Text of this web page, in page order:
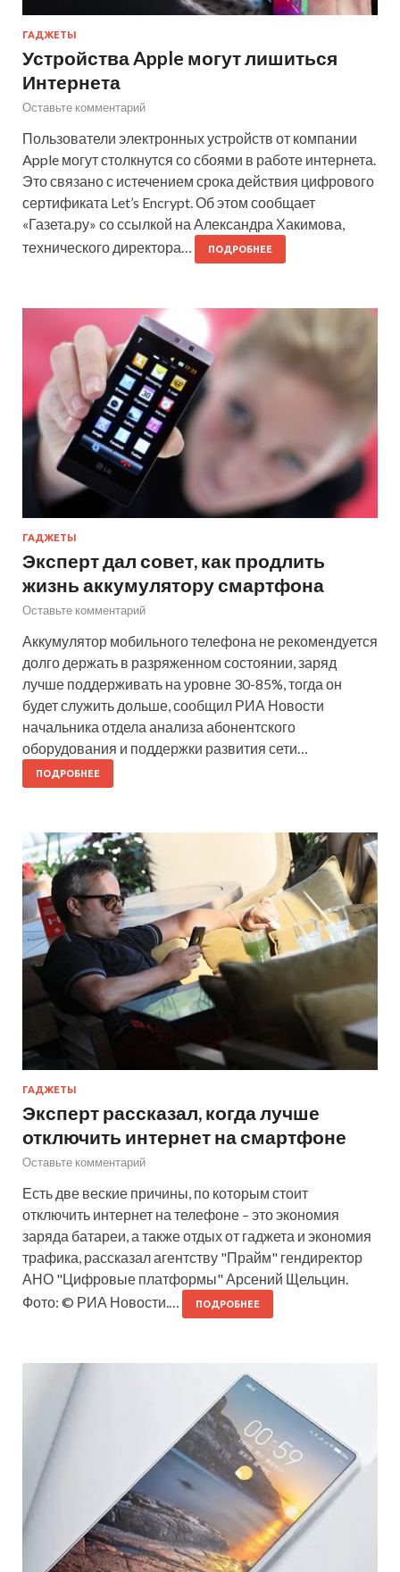
ГАДЖЕТЫ
Устройства Apple могут лишиться
Интернета
Оставьте комментарий
Пользователи электронных устройств от компании
Apple могут столкнутся со сбоями в работе интернета.
Это связано с истечением срока действия цифрового
сертификата Let’s Encrypt. Об этом сообщает
«Газета.ру» со ссылкой на Александра Хакимова,
технического директора…
ПОДРОБНЕЕ
ГАДЖЕТЫ
Эксперт дал совет, как продлить
жизнь аккумулятору смартфона
Оставьте комментарий
Аккумулятор мобильного телефона не рекомендуется
долго держать в разряженном состоянии, заряд
лучше поддерживать на уровне 30-85%, тогда он
будет служить дольше, сообщил РИА Новости
начальника отдела анализа абонентского
оборудования и поддержки развития сети…
ПОДРОБНЕЕ
ГАДЖЕТЫ
Эксперт рассказал, когда лучше
отключить интернет на смартфоне
Оставьте комментарий
Есть две веские причины, по которым стоит
отключить интернет на телефоне – это экономия
заряда батареи, а также отдых от гаджета и экономия
трафика, рассказал агентству "Прайм" гендиректор
АНО "Цифровые платформы" Арсений Щельцин.
Фото: © РИА Новости.…
ПОДРОБНЕЕ